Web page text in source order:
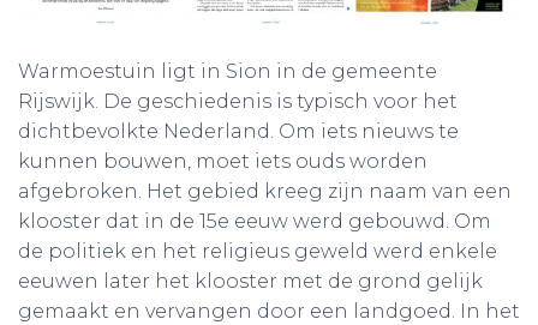
Warmoestuin ligt in Sion in de gemeente
Rijswijk. De geschiedenis is typisch voor het
dichtbevolkte Nederland. Om iets nieuws te
kunnen bouwen, moet iets ouds worden
afgebroken. Het gebied kreeg zijn naam van een
klooster dat in de 15e eeuw werd gebouwd. Om
de politiek en het religieus geweld werd enkele
eeuwen later het klooster met de grond gelijk
gemaakt en vervangen door een landgoed. In het